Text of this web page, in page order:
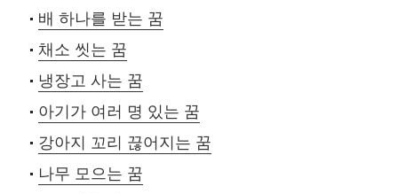
배 하나를 받는 꿈
채소 씻는 꿈
냉장고 사는 꿈
아기가 여러 명 있는 꿈
강아지 꼬리 끊어지는 꿈
나무 모으는 꿈